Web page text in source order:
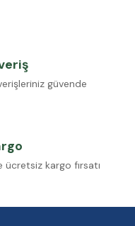
güvende
kargo fırsatı